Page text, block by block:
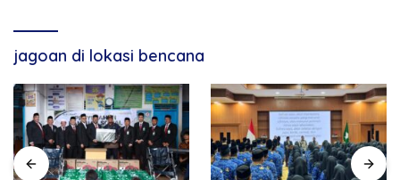
jagoan di lokasi bencana